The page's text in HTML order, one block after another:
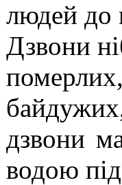
людей до
Дзвони
дзвони
водою